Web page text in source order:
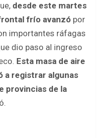
desde este martes
frío avanzó por
importantes ráfagas
dio paso al ingreso
Esta masa de aire
registrar algunas
provincias de la